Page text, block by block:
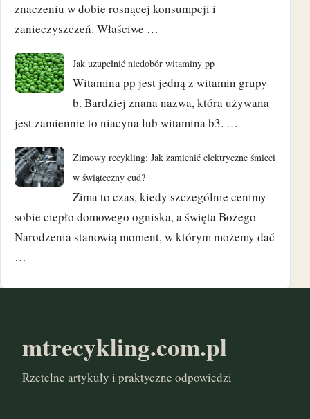
luty 2018
styczeń 2018
grudzień 2017
październik 2017
wrzesień 2017
sierpień 2017
styczeń 2017
znaczeniu w dobie rosnącej konsumpcji i
zanieczyszczeń. Właściwe …
Jak uzupełnić niedobór witaminy pp
Witamina pp jest jedną z witamin grupy
b. Bardziej znana nazwa, która używana
jest zamiennie to niacyna lub witamina b3. …
Zimowy recykling: Jak zamienić elektryczne śmieci
w świąteczny cud?
Zima to czas, kiedy szczególnie cenimy
sobie ciepło domowego ogniska, a święta Bożego
Narodzenia stanowią moment, w którym możemy dać
…
mtrecykling.com.pl
Rzetelne artykuły i praktyczne odpowiedzi